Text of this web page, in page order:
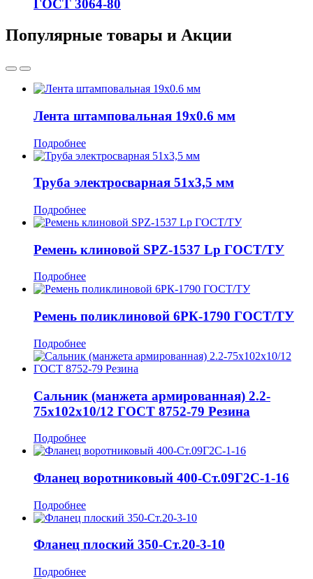
ГОСТ 3064-80
Популярные товары и Акции
Лента штамповальная 19x0.6 мм
Подробнее
Труба электросварная 51x3,5 мм
Подробнее
Ремень клиновой SPZ-1537 Lp ГОСТ/ТУ
Подробнее
Ремень поликлиновой 6РК-1790 ГОСТ/ТУ
Подробнее
Сальник (манжета армированная) 2.2-
75x102x10/12 ГОСТ 8752-79 Резина
Подробнее
Фланец воротниковый 400-Ст.09Г2С-1-16
Подробнее
Фланец плоский 350-Ст.20-3-10
Подробнее